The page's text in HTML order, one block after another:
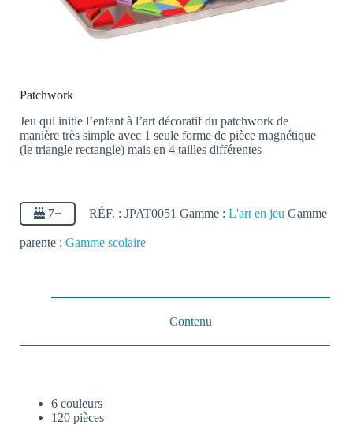
Patchwork
Jeu qui initie l’enfant à l’art décoratif du patchwork de
manière très simple avec 1 seule forme de pièce magnétique
(le triangle rectangle) mais en 4 tailles différentes
7+ RÉF. :JPAT0051 Gamme :L'art en jeu Gamme
parente : Gamme scolaire
Contenu
6 couleurs
120 pièces